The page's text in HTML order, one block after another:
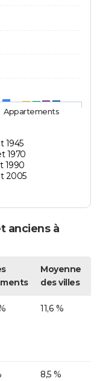
1945
1970
1990
2005
Appartements
anciens à
Moyenne
des villes
11,6 %
8,5 %